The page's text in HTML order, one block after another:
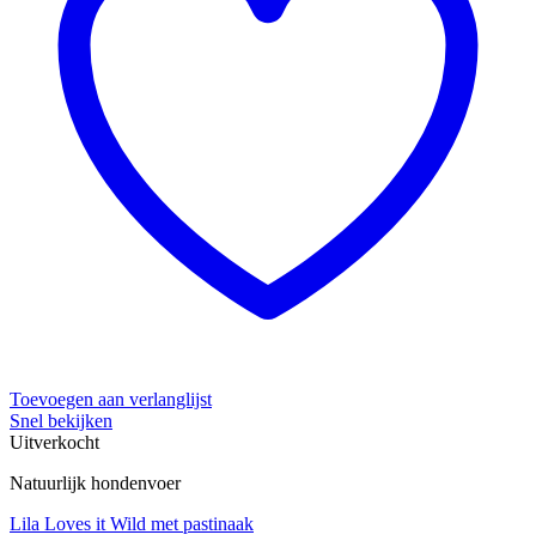
Toevoegen aan verlanglijst
Snel bekijken
Uitverkocht
Natuurlijk hondenvoer
Lila Loves it Wild met pastinaak